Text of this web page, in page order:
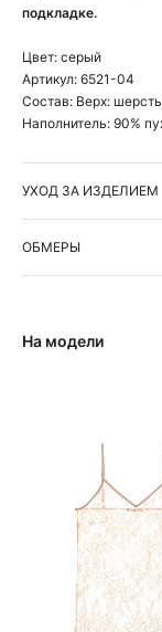
подкладке.
Цвет: серый
Артикул: 6521-04
Состав: Верх:
Наполнитель: 90%
УХОД ЗА ИЗДЕЛИЕМ
ОБМЕРЫ
На модели